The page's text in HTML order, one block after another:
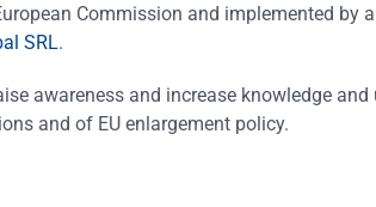
Commission and implemented by
SRL.
awareness and increase knowledge
and of EU enlargement policy.